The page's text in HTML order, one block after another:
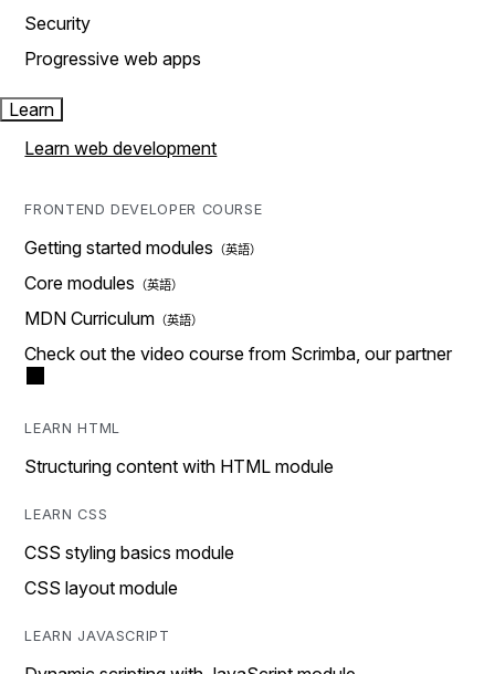
Security
Progressive web apps
Learn
Learn web development
FRONTEND DEVELOPER COURSE
Getting started modules
Core modules
MDN Curriculum
Check out the video course from Scrimba, our partner
LEARN HTML
Structuring content with HTML module
LEARN CSS
CSS styling basics module
CSS layout module
LEARN JAVASCRIPT